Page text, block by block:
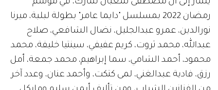
يشار إلى أن مصطفى شعبان شارك، في موسم
رمضان 2022 بمسلسل "دايما عامر" بطولة لبلبة، ميرنا
نورالدين، عمرو عبدالجليل، نضال الشافعي، صلاح
عبدالله، محمد ثروت، كريم عفيفي، سينتيا خليفة، محمد
محمود، أحمد الشامي، سما إبراهيم، محمد جمعة، أمل
رزق، فادية عبدالغني، لمى كتكت، وأحمد عنان، وعدد آخر